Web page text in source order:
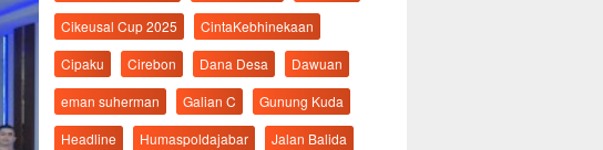
Cikeusal Cup 2025
CintaKebhinekaan
Cipaku
Cirebon Dana Desa
Dawuan
eman suherman
Galian C
Gunung Kuda
Headline
Humaspoldajabar
Jalan Balida